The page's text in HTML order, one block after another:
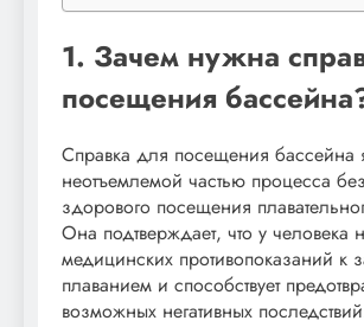
1. Зачем нужна
посещения
Справка для посещения бассейна
неотъемлемой частью процесса
здорового посещения
Она подтверждает, что у человека
медицинских противопоказаний к
плаванием и способствует
возможных негативных